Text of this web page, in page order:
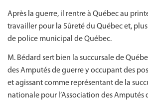
Après la guerre, il rentre à Québec au
travailler pour la Sûreté du Québec et,
de police municipal de Québec.
M. Bédard sert bien la succursale de
des Amputés de guerre y occupant des
et agissant comme représentant de la
nationale pour l’Association des Amputés